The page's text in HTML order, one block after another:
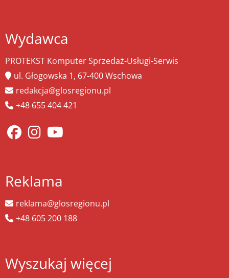
Wydawca
PROTEKST Komputer Sprzedaż-Usługi-Serwis
ul. Głogowska 1, 67-400 Wschowa
redakcja@glosregionu.pl
+48 655 404 421
Reklama
reklama@glosregionu.pl
+48 605 200 188
Wyszukaj więcej